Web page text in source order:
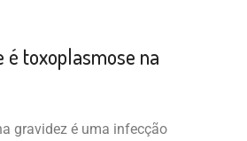
é toxoplasmose na
gravidez é uma infecção